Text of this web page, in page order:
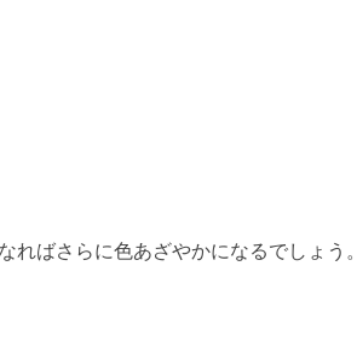
ばさらに色あざやかになるでしょう。